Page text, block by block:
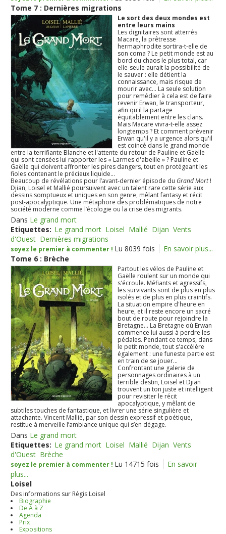
Tome 7 : Dernières migrations
Le sort des deux mondes est
entre leurs mains
Les dignitaires sont atterrés.
Macare, la prêtresse
hermaphrodite sortira-t-elle de
son coma ? Le petit monde est au
bord du chaos le plus total, car
elle-seule aurait la possibilité de
le sauver : elle détient la
connaissance, mais risque de
mourir avec... La seule solution
pour remédier à cela est de faire
revenir Erwan, le transporteur,
afin qu'il la partage
équitablement entre les clans.
Mais Macare vivra-t-elle assez
longtemps ? Et comment prévenir
Erwan qu'il y a urgence alors qu'il
est coincé dans le grand monde
entre la terrifiante Blanche et l'attente du retour de Pauline et Gaëlle
qui sont censées lui rapporter les « Larmes d'abeille » ? Pauline et
Gaëlle qui doivent affronter les pires dangers, tout en protégeant les
fioles contenant le précieux liquide...
Beaucoup de révélations pour l’avant-dernier épisode du Grand Mort!
Djian, Loisel et Mallié poursuivent avec un talent rare cette série aux
dessins somptueux et uniques en son genre, mêlant fantasy et récit
post-apocalyptique. Une métaphore des problématiques de notre
société moderne comme l’écologie ou la crise des migrants.
Dans Le grand mort
Etiquettes: Le grand mort Loisel Mallié Dijan Vents
d'Ouest Dernières migrations
soyez le premier à commenter ! Lu 8039 fois
En savoir plus...
Tome 6 : Brèche
Partout les vélos de Pauline et
Gaëlle roulent sur un monde qui
s'écroule. Méfiants et agressifs,
les survivants sont de plus en plus
isolés et de plus en plus craintifs.
La situation empire d'heure en
heure, et il reste encore un sacré
bout de route pour rejoindre la
Bretagne... La Bretagne où Erwan
commence lui aussi à perdre les
pédales. Pendant ce temps, dans
le petit monde, tout s'accélère
également : une funeste partie est
en train de se jouer...
Confrontant une galerie de
personnages ordinaires à un
terrible destin, Loisel et Djian
trouvent un ton juste et intelligent
pour revisiter le récit
apocalyptique, y mêlant de
subtiles touches de fantastique, et livrer une série singulière et
attachante. Vincent Mallié, par son dessin expressif et poétique,
restitue à merveille l’ambiance unique qui s’en dégage.
Dans Le grand mort
Etiquettes: Le grand mort Loisel Mallié Dijan Vents
d'Ouest Brèche
soyez le premier à commenter ! Lu 14715 fois
En savoir
plus...
Loisel
Des informations sur Régis Loisel
Biographie
De A à Z
Agenda
Prix
Expositions